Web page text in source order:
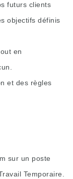
futurs clients
objectifs définis
en
et des règles
sur un poste
Temporaire.